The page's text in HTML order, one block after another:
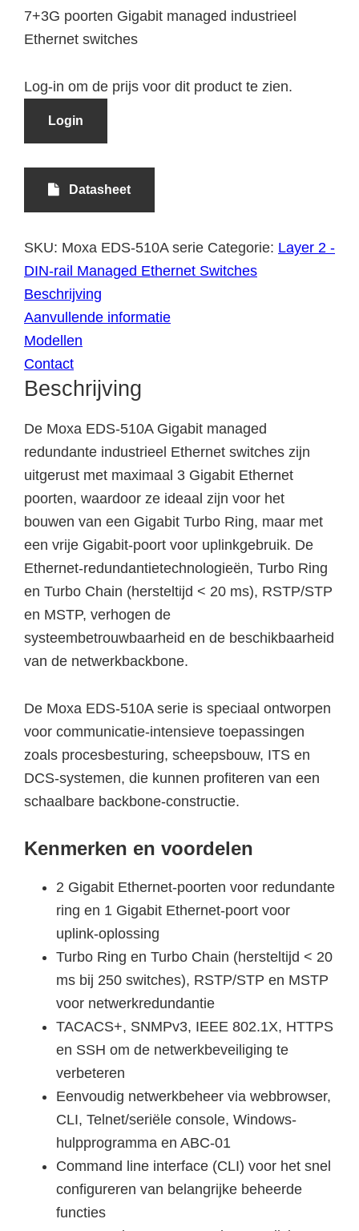
7+3G poorten Gigabit managed industrieel
Ethernet switches
Log-in om de prijs voor dit product te zien.
Login
Datasheet
SKU: Moxa EDS-510A serie Categorie: Layer 2 -
DIN-rail Managed Ethernet Switches
Beschrijving
Aanvullende informatie
Modellen
Contact
Beschrijving
De Moxa EDS-510A Gigabit managed
redundante industrieel Ethernet switches zijn
uitgerust met maximaal 3 Gigabit Ethernet
poorten, waardoor ze ideaal zijn voor het
bouwen van een Gigabit Turbo Ring, maar met
een vrije Gigabit-poort voor uplinkgebruik. De
Ethernet-redundantietechnologieën, Turbo Ring
en Turbo Chain (hersteltijd < 20 ms), RSTP/STP
en MSTP, verhogen de
systeembetrouwbaarheid en de beschikbaarheid
van de netwerkbackbone.
De Moxa EDS-510A serie is speciaal ontworpen
voor communicatie-intensieve toepassingen
zoals procesbesturing, scheepsbouw, ITS en
DCS-systemen, die kunnen profiteren van een
schaalbare backbone-constructie.
Kenmerken en voordelen
2 Gigabit Ethernet-poorten voor redundante
ring en 1 Gigabit Ethernet-poort voor
uplink-oplossing
Turbo Ring en Turbo Chain (hersteltijd < 20
ms bij 250 switches), RSTP/STP en MSTP
voor netwerkredundantie
TACACS+, SNMPv3, IEEE 802.1X, HTTPS
en SSH om de netwerkbeveiliging te
verbeteren
Eenvoudig netwerkbeheer via webbrowser,
CLI, Telnet/seriële console, Windows-
hulpprogramma en ABC-01
Command line interface (CLI) voor het snel
configureren van belangrijke beheerde
functies